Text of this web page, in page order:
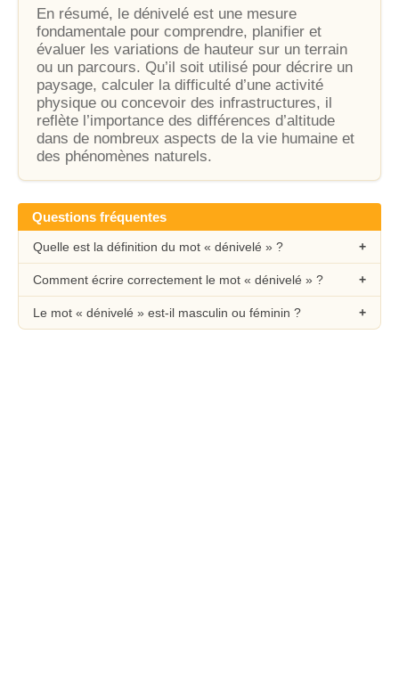
En résumé, le dénivelé est une mesure
fondamentale pour comprendre, planifier et
évaluer les variations de hauteur sur un terrain
ou un parcours. Qu’il soit utilisé pour décrire un
paysage, calculer la difficulté d’une activité
physique ou concevoir des infrastructures, il
reflète l’importance des différences d’altitude
dans de nombreux aspects de la vie humaine et
des phénomènes naturels.
Questions fréquentes
Quelle est la définition du mot « dénivelé » ?
Comment écrire correctement le mot « dénivelé » ?
Le mot « dénivelé » est-il masculin ou féminin ?